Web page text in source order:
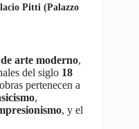
Pitti (Palazzo
arte moderno,
del siglo 18
pertenecen a
,
, y el